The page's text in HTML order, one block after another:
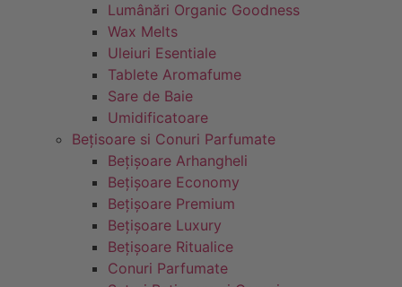
Lumânări Organic Goodness
Wax Melts
Uleiuri Esentiale
Tablete Aromafume
Sare de Baie
Umidificatoare
Bețisoare si Conuri Parfumate
Bețișoare Arhangheli
Bețișoare Economy
Bețișoare Premium
Bețișoare Luxury
Bețișoare Ritualice
Conuri Parfumate